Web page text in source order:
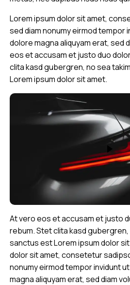
Lorem ipsum dolor sit amet,
sed diam nonumy eirmod tempor
dolore magna aliquyam erat, sed
eos et accusam et justo duo
clita kasd gubergren, no sea
Lorem ipsum dolor sit amet.
At vero eos et accusam et justo
rebum. Stet clita kasd
sanctus est Lorem ipsum dolor
dolor sit amet, consetetur
nonumy eirmod tempor invidunt
magna aliquyam erat, sed diam